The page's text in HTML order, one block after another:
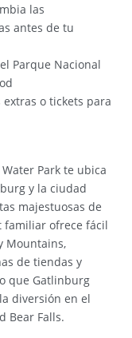
las
antes de tu
Parque Nacional
o tickets para
Park te ubica
y la ciudad
majestuosas de
familiar ofrece fácil
Mountains,
de tiendas y
que Gatlinburg
diversión en el
Bear Falls.